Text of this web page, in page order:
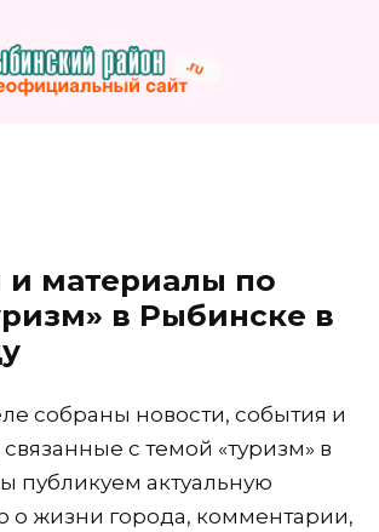
и материалы по
в Рыбинске в
собраны новости, события и
с темой «туризм» в
публикуем актуальную
жизни города, комментарии,